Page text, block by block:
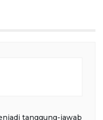
tanggung-jawab